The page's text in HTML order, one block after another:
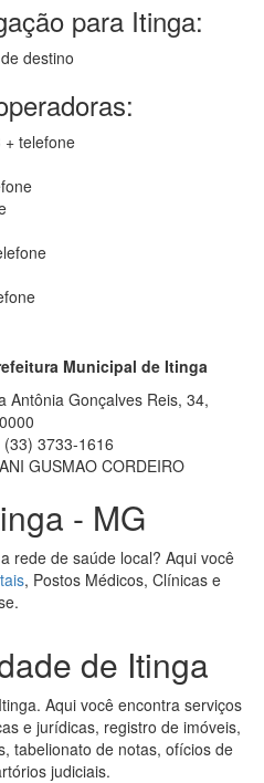
para Itinga:
destino
+ telefone
Municipal de Itinga
Antônia Gonçalves Reis, 34,
(33) 3733-1616
GUSMAO CORDEIRO
- MG
rede de saúde local? Aqui você
, Postos Médicos, Clínicas e
de Itinga
Aqui você encontra serviços
e jurídicas, registro de imóveis,
tabelionato de notas, ofícios de
judiciais.